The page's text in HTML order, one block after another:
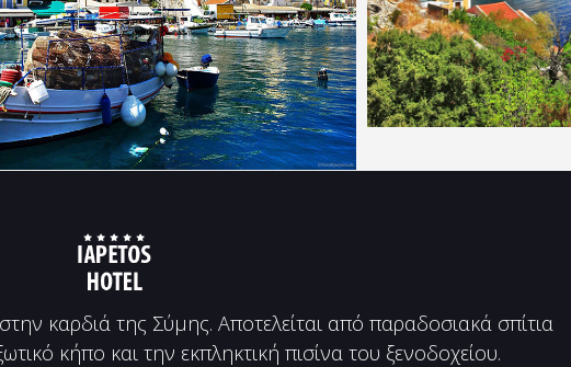
καρδιά της Σύμης. Αποτελείται από παραδοσιακά σπίτια
κήπο και την εκπληκτική πισίνα του ξενοδοχείου.